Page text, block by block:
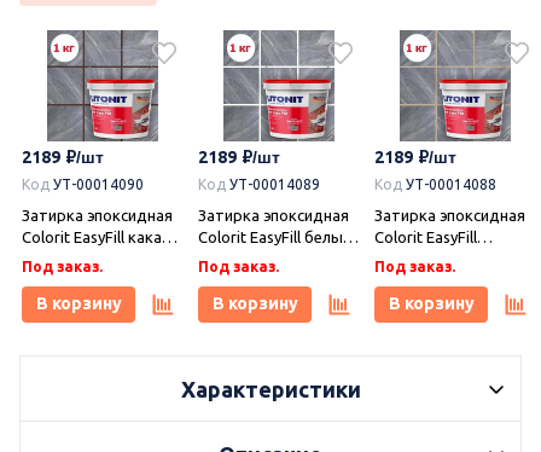
2189
Код УТ-00014090
Затирка эпоксидная
Colorit EasyFill какао 1
кг, Плитонит
Под заказ.
В корзину
2189
Код УТ-00014089
Затирка эпоксидная
Colorit EasyFill белый
1 кг, Плитонит
Под заказ.
В корзину
2189
Код УТ-00014088
Затирка эпоксидная
Colorit EasyFill
бежевый 1 кг,
Плитонит
Под заказ.
В корзину
Характеристики